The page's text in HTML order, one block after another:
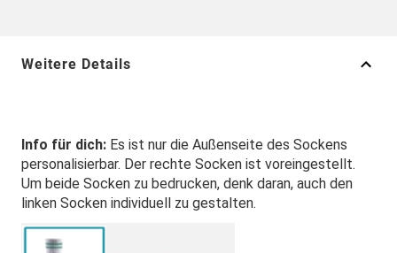
Weitere Details
Info für dich: Es ist nur die Außenseite des Sockens
personalisierbar. Der rechte Socken ist voreingestellt.
Um beide Socken zu bedrucken, denk daran, auch den
linken Socken individuell zu gestalten.